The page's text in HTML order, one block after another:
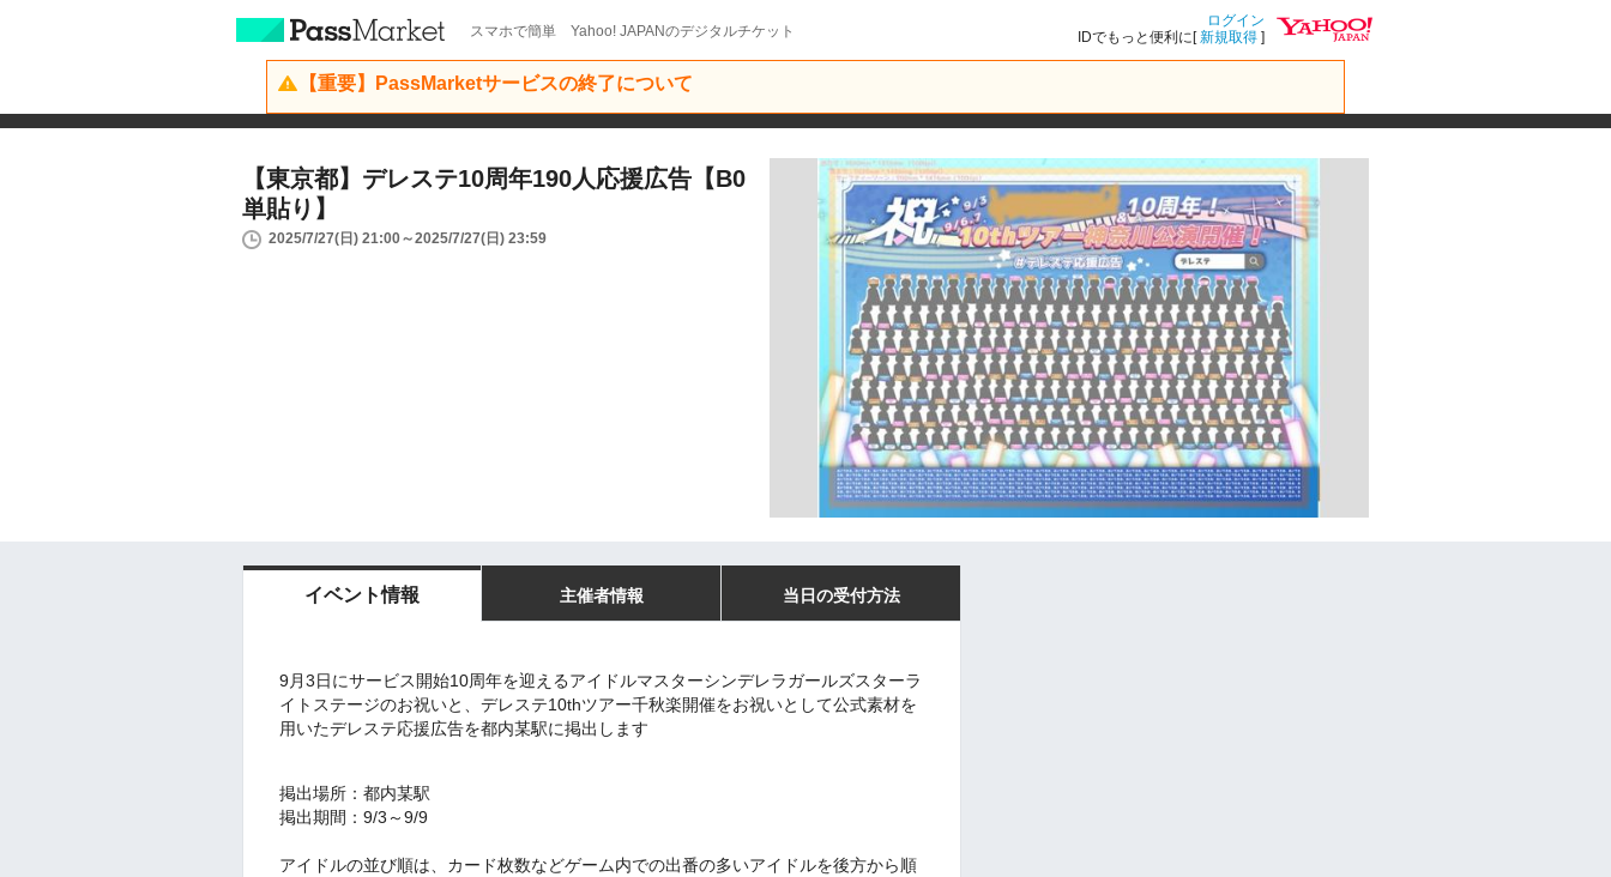
スマホで簡単 Yahoo! JAPANのデジタルチケット
ログイン
IDでもっと便利に[新規取得 ]
【重要】PassMarketサービスの終了について
【東京都】デレステ10周年190人応援広告【B0
単貼り】
2025/7/27(日) 21:00～2025/7/27(日) 23:59
イベント情報 主催者情報 当日の受付方法
9月3日にサービス開始10周年を迎えるアイドルマスターシンデレラガールズスターラ
イトステージのお祝いと、デレステ10thツアー千秋楽開催をお祝いとして公式素材を
用いたデレステ応援広告を都内某駅に掲出します
掲出場所：都内某駅
掲出期間：9/3～9/9
アイドルの並び順は、カード枚数などゲーム内での出番の多いアイドルを後方から順